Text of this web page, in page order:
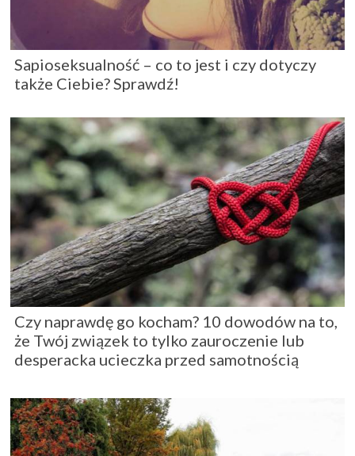
Sapioseksualność – co to jest i czy dotyczy
także Ciebie? Sprawdź!
Czy naprawdę go kocham? 10 dowodów na to,
że Twój związek to tylko zauroczenie lub
desperacka ucieczka przed samotnością